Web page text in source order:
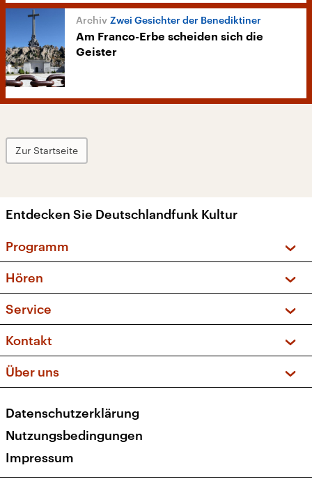
Zwei Gesichter der Benediktiner
Am Franco-Erbe scheiden sich die
Geister
Zur Startseite
Entdecken Sie Deutschlandfunk Kultur
Programm
Sendungen und Podcasts
Musikliste
Kakadu – Das Kinderprogramm
Hören
Frequenzen (UKW + DAB+)
Service
FAQ
Apps
Newsletter
Kontakt
Social Media
Über uns
Presse
Karriere
Transparenz
Datenschutzerklärung
Nutzungsbedingungen
Impressum